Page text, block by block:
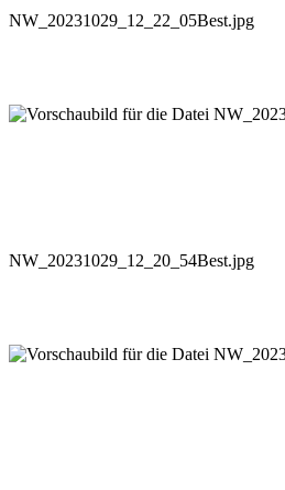
NW_20231029_12_22_05Best.jpg
NW_20231029_12_20_54Best.jpg